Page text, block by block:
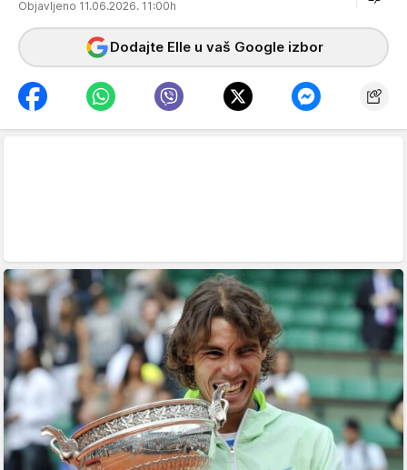
Objavljeno 11.06.2026. 11:00h
Dodajte Elle u vaš Google izbor